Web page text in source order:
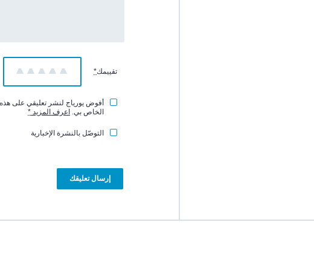
تقييمك*
5 4 3 2 1
أفوض يورياج لنشر تعليقي على هذه
الخاص بي. اعرف المزيد *
التوصّل بالنشرة الإخبارية